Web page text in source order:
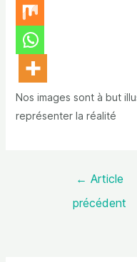
Nos images sont à but
représenter la réalité
← Article
précédent